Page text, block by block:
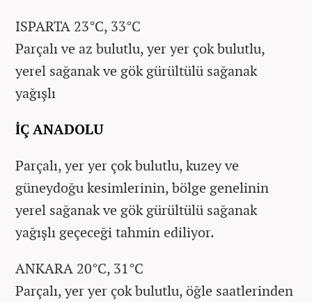
ISPARTA 23°C, 33°C
Parçalı ve az bulutlu, yer yer çok bulutlu,
yerel sağanak ve gök gürültülü sağanak
yağışlı
İÇ ANADOLU
Parçalı, yer yer çok bulutlu, kuzey ve
güneydoğu kesimlerinin, bölge genelinin
yerel sağanak ve gök gürültülü sağanak
yağışlı geçeceği tahmin ediliyor.
ANKARA 20°C, 31°C
Parçalı, yer yer çok bulutlu, öğle saatlerinden